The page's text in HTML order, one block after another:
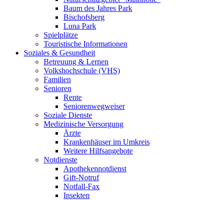
Baum des Jahres Park
Bischofsberg
Luna Park
Spielplätze
Touristische Informationen
Soziales & Gesundheit
Betreuung & Lernen
Volkshochschule (VHS)
Familien
Senioren
Rente
Seniorenwegweiser
Soziale Dienste
Medizinische Versorgung
Ärzte
Krankenhäuser im Umkreis
Weitere Hilfsangebote
Notdienste
Apothekennotdienst
Gift-Notruf
Notfall-Fax
Insekten